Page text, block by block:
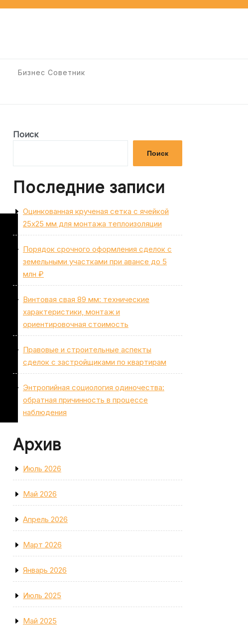
Бизнес Советник
Поиск
Поиск
Последние записи
Оцинкованная крученая сетка с ячейкой
25х25 мм для монтажа теплоизоляции
Порядок срочного оформления сделок с
земельными участками при авансе до 5
млн ₽
Винтовая свая 89 мм: технические
характеристики, монтаж и
ориентировочная стоимость
Правовые и строительные аспекты
сделок с застройщиками по квартирам
Энтропийная социология одиночества:
обратная причинность в процессе
наблюдения
Архив
Июль 2026
Май 2026
Апрель 2026
Март 2026
Январь 2026
Июль 2025
Май 2025